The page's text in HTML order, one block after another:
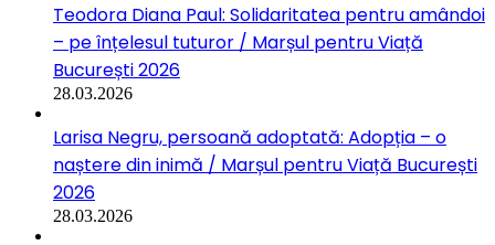
Teodora Diana Paul: Solidaritatea pentru amândoi
– pe înțelesul tuturor / Marșul pentru Viață
București 2026
28.03.2026
Larisa Negru, persoană adoptată: Adopția – o
naștere din inimă / Marșul pentru Viață București
2026
28.03.2026